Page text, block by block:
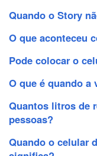
Quando o Story
O que aconteceu
Pode colocar o
O que é quando a
Quantos litros de
pessoas?
Quando o celular